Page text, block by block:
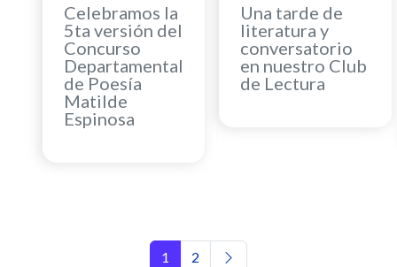
Celebramos la
5ta versión del
Concurso
Departamental
de Poesía
Matilde
Espinosa
Una tarde de
literatura y
conversatorio
en nuestro Club
de Lectura
Navegación de entradas
1 2